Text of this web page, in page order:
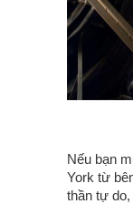
Nếu bạn
York từ
thần tự do,